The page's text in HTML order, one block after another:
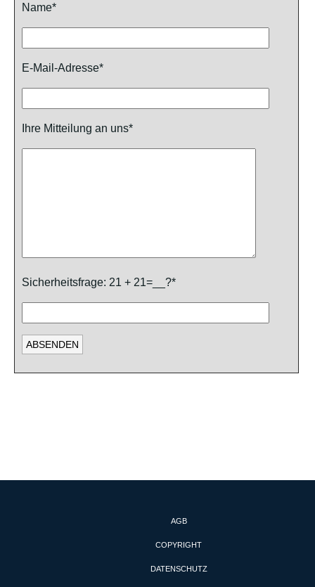
Name*
E-Mail-Adresse*
Ihre Mitteilung an uns*
Sicherheitsfrage: 21 + 21=__?*
AGB
COPYRIGHT
DATENSCHUTZ